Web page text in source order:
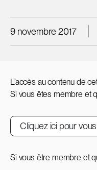
9 novembre 2017
L’accès au contenu de
Si vous êtes membre et
Cliquez ici pour
Si vous être membre et